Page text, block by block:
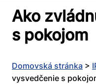
Ako
s pokojom
Domovská stránka >
vysvedčenie s